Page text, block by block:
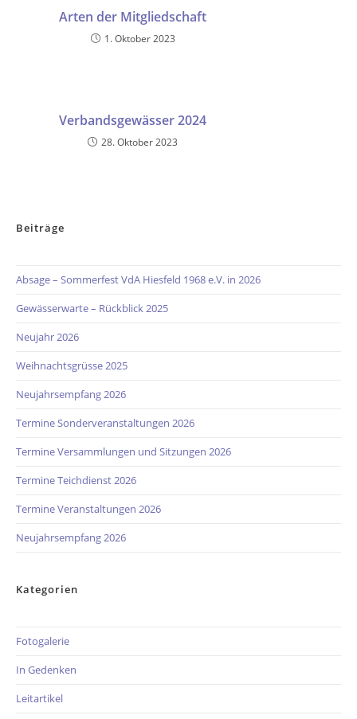
Arten der Mitgliedschaft
1. Oktober 2023
Verbandsgewässer 2024
28. Oktober 2023
Beiträge
Absage – Sommerfest VdA Hiesfeld 1968 e.V. in 2026
Gewässerwarte – Rückblick 2025
Neujahr 2026
Weihnachtsgrüsse 2025
Neujahrsempfang 2026
Termine Sonderveranstaltungen 2026
Termine Versammlungen und Sitzungen 2026
Termine Teichdienst 2026
Termine Veranstaltungen 2026
Neujahrsempfang 2026
Kategorien
Fotogalerie
In Gedenken
Leitartikel